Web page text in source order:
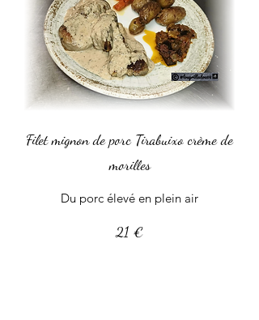
Filet mignon de porc Tirabuixo crème de
morilles
Du porc élevé en plein air
21 €